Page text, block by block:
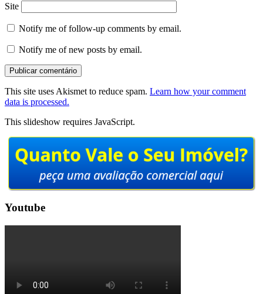
Site
Notify me of follow-up comments by email.
Notify me of new posts by email.
This site uses Akismet to reduce spam. Learn how your comment
data is processed.
This slideshow requires JavaScript.
Youtube